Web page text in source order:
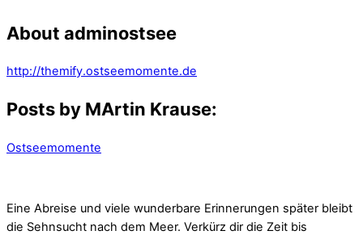
About adminostsee
http://themify.ostseemomente.de
Posts by MArtin Krause:
Ostseemomente
Eine Abreise und viele wunderbare Erinnerungen später bleibt
die Sehnsucht nach dem Meer. Verkürz dir die Zeit bis